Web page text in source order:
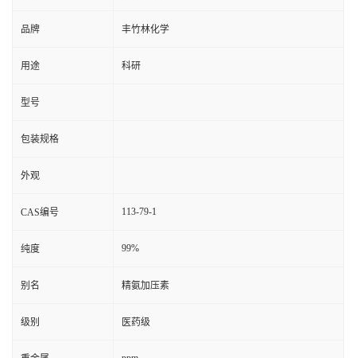
品牌 丰竹林化学
用途 科研
型号
包装规格
外观
CAS编号 113-79-1
纯度 99%
别名 精氨加压素
级别 医药级